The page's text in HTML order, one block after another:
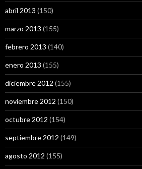
abril 2013 (150)
marzo 2013 (155)
febrero 2013 (140)
enero 2013 (155)
diciembre 2012 (155)
noviembre 2012 (150)
octubre 2012 (154)
septiembre 2012 (149)
agosto 2012 (155)